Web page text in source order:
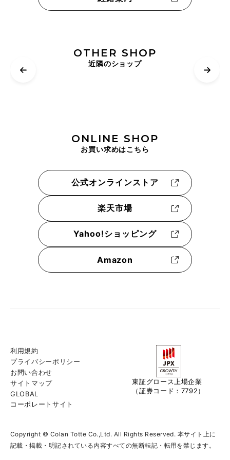
OTHER SHOP
近隣のショップ
ONLINE SHOP
お買い求めはこちら
公式オンラインストア
楽天市場
Yahoo!ショッピング
Amazon
利用規約
プライバシーポリシー
お問い合わせ
サイトマップ
GLOBAL
コーポレートサイト
東証グロース上場企業
（証券コード：7792）
Copyright © Colan Totte Co.,Ltd. All Rights Reserved. 本サイト上に
記載・掲載・明記されている内容すべての無断転記・転用を禁じます。